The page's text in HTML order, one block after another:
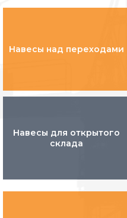
Навесы над переходами
Навесы для открытого
склада